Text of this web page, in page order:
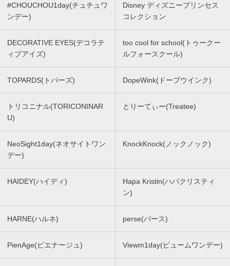
#CHOUCHOU1day(チュチュワ
ンデー)
Disney ディズニープリンセス
コレクション
DECORATIVE EYES(デコラテ
ィブアイズ)
too cool for school(トゥークー
ルフォースクール)
TOPARDS(トパーズ) DopeWink(ドープウインク)
トリコニナル(TORICONINAR
U)
とりーてぃー(Treatee)
NeoSight1day(ネオサイトワン
デー)
KnockKnock(ノックノック)
HAIDEY(ハイディ)
Hapa Kristin(ハパクリスティ
ン)
HARNE(ハルネ) perse(パース)
PienAge(ピエナージュ) Viewm1day(ビュームワンデー)